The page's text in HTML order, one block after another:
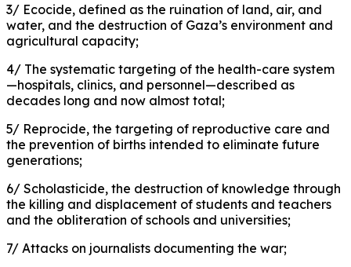
3/ Ecocide, defined as the ruination of land, air, and
water, and the destruction of Gaza’s environment and
agricultural capacity;
4/ The systematic targeting of the health-care system
—hospitals, clinics, and personnel—described as
decades long and now almost total;
5/ Reprocide, the targeting of reproductive care and
the prevention of births intended to eliminate future
generations;
6/ Scholasticide, the destruction of knowledge through
the killing and displacement of students and teachers
and the obliteration of schools and universities;
7/ Attacks on journalists documenting the war;